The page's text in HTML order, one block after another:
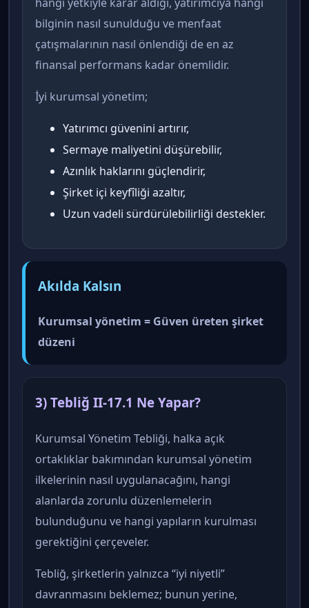
bilginin nasıl sunulduğu ve menfaat
çatışmalarının nasıl önlendiği de en az
finansal performans kadar önemlidir.
İyi kurumsal yönetim;
Yatırımcı güvenini artırır,
Sermaye maliyetini düşürebilir,
Azınlık haklarını güçlendirir,
Şirket içi keyfîliği azaltır,
Uzun vadeli sürdürülebilirliği destekler.
Akılda Kalsın
Kurumsal yönetim = Güven üreten şirket
düzeni
3) Tebliğ II-17.1 Ne Yapar?
Kurumsal Yönetim Tebliği, halka açık
ortaklıklar bakımından kurumsal yönetim
ilkelerinin nasıl uygulanacağını, hangi
alanlarda zorunlu düzenlemelerin
bulunduğunu ve hangi yapıların kurulması
gerektiğini çerçeveler.
Tebliğ, şirketlerin yalnızca “iyi niyetli”
davranmasını beklemez; bunun yerine,